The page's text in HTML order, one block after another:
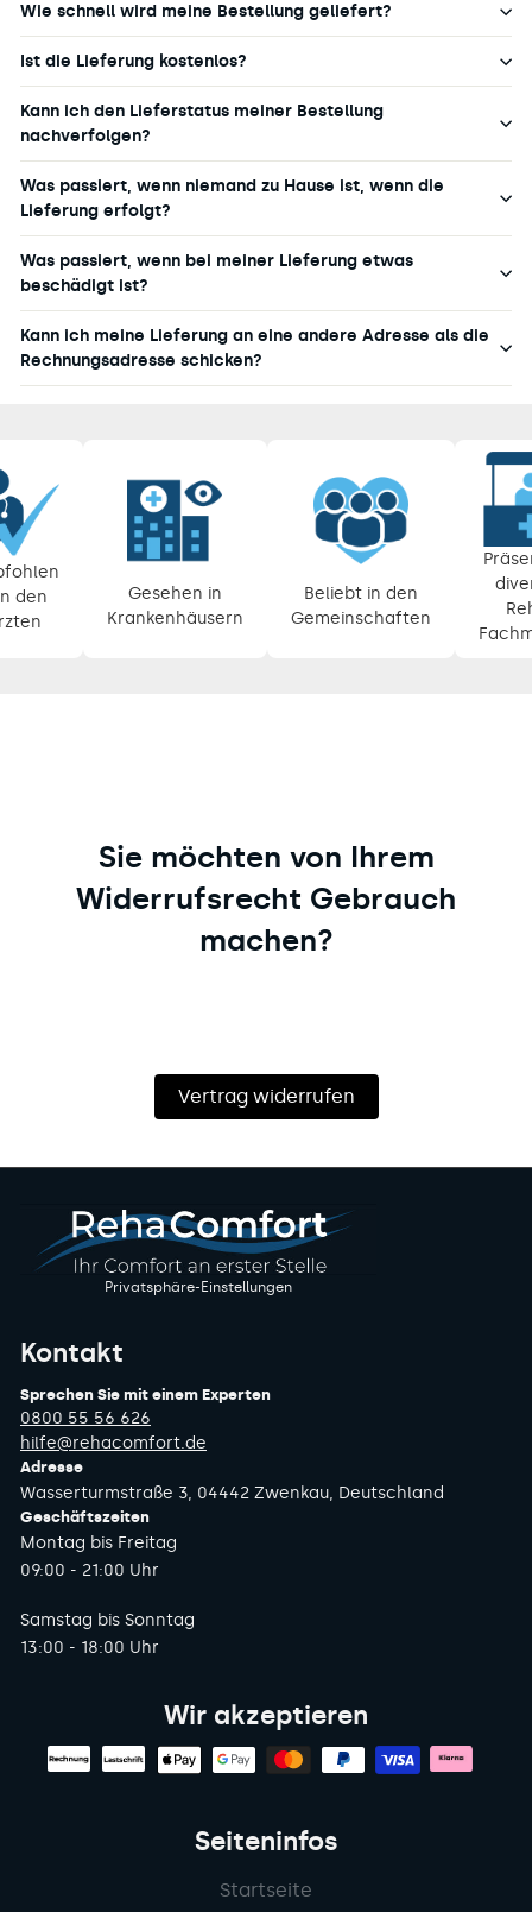
Wie schnell wird meine Bestellung geliefert?
Ist die Lieferung kostenlos?
Kann ich den Lieferstatus meiner Bestellung
nachverfolgen?
Was passiert, wenn niemand zu Hause ist, wenn die
Lieferung erfolgt?
Was passiert, wenn bei meiner Lieferung etwas
beschädigt ist?
Kann ich meine Lieferung an eine andere Adresse als die
Rechnungsadresse schicken?
Diashow
den
Gesehen in
Krankenhäusern
Beliebt in den
Gemeinschaften
Sie möchten von Ihrem
Widerrufsrecht Gebrauch
machen?
Vertrag widerrufen
Privatsphäre-Einstellungen
Kontakt
Sprechen Sie mit einem Experten
0800 55 56 626
hilfe@rehacomfort.de
Adresse
Wasserturmstraße 3, 04442 Zwenkau, Deutschland
Geschäftszeiten
Montag bis Freitag
09:00 - 21:00 Uhr
Samstag bis Sonntag
13:00 - 18:00 Uhr
Wir akzeptieren
Seiteninfos
Startseite